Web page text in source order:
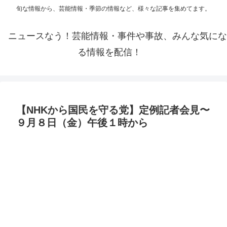
旬な情報から、芸能情報・季節の情報など、様々な記事を集めてます。
ニュースなう！芸能情報・事件や事故、みんな気にな
る情報を配信！
【NHKから国民を守る党】定例記者会見〜
９月８日（金）午後１時から